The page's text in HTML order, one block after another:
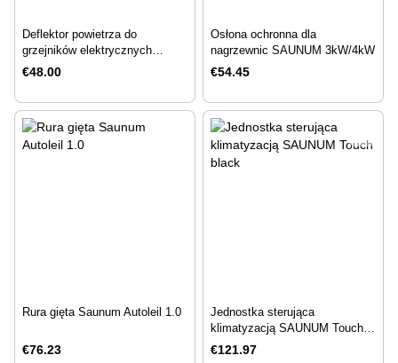
Deflektor powietrza do
grzejników elektrycznych
Sauna Experience
€48.00
Osłona ochronna dla
nagrzewnic SAUNUM 3kW/4kW
€54.45
Rura gięta Saunum Autoleil 1.0
€76.23
Jednostka sterująca
klimatyzacją SAUNUM Touch
black
€121.97